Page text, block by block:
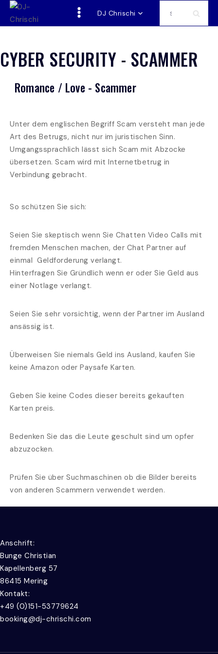
DJ Chrischi
CYBER SECURITY - SCAMMER
Romance / Love - Scammer
Unter dem englischen Begriff Scam versteht man jede
Art des Betrugs, nicht nur im juristischen Sinn.
Umgangssprachlich lässt sich Scam mit Abzocke
übersetzen. Scam wird mit Internetbetrug in
Verbindung gebracht.
So schützen Sie sich:
Seien Sie skeptisch wenn Sie Chatten Video Calls mit
fremden Menschen machen, der Chat Partner auf
einmal Geldforderung verlangt.
Hinterfragen Sie Gründlich wenn er oder Sie Geld aus
einer Notlage verlangt.
Seien Sie sehr vorsichtig, wenn der Partner im Ausland
ansässig ist.
Überweisen Sie niemals Geld ins Ausland, kaufen Sie
keine Amazon oder Paysafe Karten.
Geben Sie keine Codes dieser bereits gekauften
Karten preis.
Bedenken Sie das die Leute geschult sind um opfer
abzuzocken.
Prüfen Sie über Suchmaschinen ob die Bilder bereits
von anderen Scammern verwendet werden.
Anschrift:
Bunge Christian
Kapellenberg 57
86415 Mering
Kontakt:
+49 (0)151-53779624
booking@dj-chrischi.com